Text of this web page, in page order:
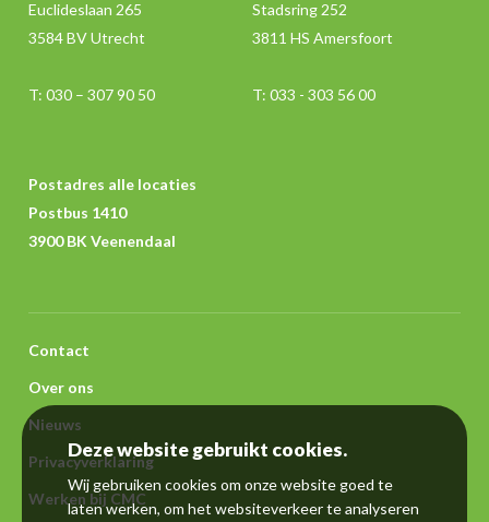
Euclideslaan 265
3584 BV Utrecht
T: 030 – 307 90 50
Stadsring 252
3811 HS Amersfoort
T: 033 - 303 56 00
Postadres alle locaties
Postbus 1410
3900 BK Veenendaal
Voet
Contact
Over ons
Nieuws
Privacyverklaring
Werken bij CMC
Deze website gebruikt cookies.
Wij gebruiken cookies om onze website goed te
laten werken, om het websiteverkeer te analyseren